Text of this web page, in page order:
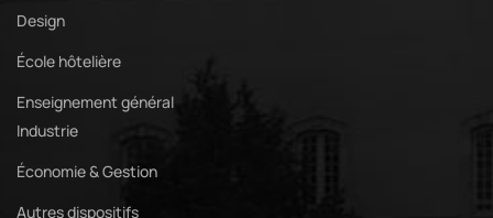
Design
École hôtelière
Enseignement général
Industrie
Économie & Gestion
Autres dispositifs